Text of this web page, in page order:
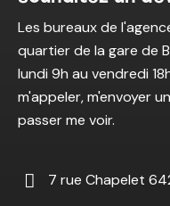
Les bureaux de
quartier de la gare de
lundi 9h au vendredi
m'appeler, m'envoyer
passer me voir.
7 rue Chapelet